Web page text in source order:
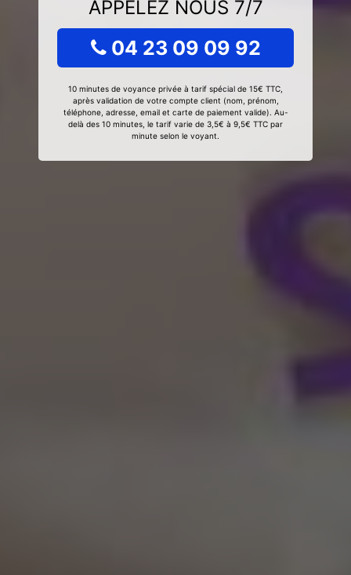
APPELEZ NOUS 7/7
04 23 09 09 92
10 minutes de voyance privée à tarif spécial de 15€ TTC,
après validation de votre compte client (nom, prénom,
téléphone, adresse, email et carte de paiement valide). Au-
delà des 10 minutes, le tarif varie de 3,5€ à 9,5€ TTC par
minute selon le voyant.